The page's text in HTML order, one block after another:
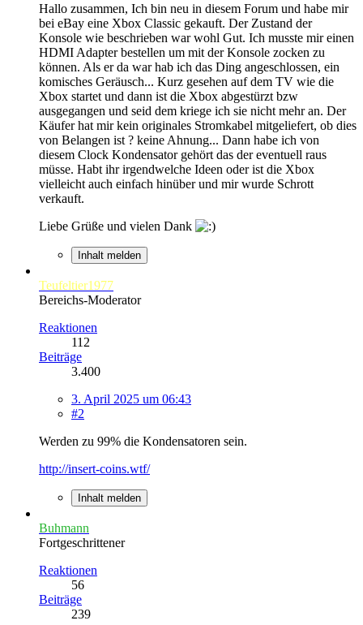
Hallo zusammen, Ich bin neu in diesem Forum und habe mir
bei eBay eine Xbox Classic gekauft. Der Zustand der
Konsole wie beschrieben war wohl Gut. Ich musste mir einen
HDMI Adapter bestellen um mit der Konsole zocken zu
können. Als er da war hab ich das Ding angeschlossen, ein
komisches Geräusch... Kurz gesehen auf dem TV wie die
Xbox startet und dann ist die Xbox abgestürzt bzw
ausgegangen und seid dem kriege ich sie nicht mehr an. Der
Käufer hat mir kein originales Stromkabel mitgeliefert, ob dies
von Belangen ist ? keine Ahnung... Dann habe ich von
diesem Clock Kondensator gehört das der eventuell raus
müsse. Habt ihr irgendwelche Ideen oder ist die Xbox
vielleicht auch einfach hinüber und mir wurde Schrott
verkauft.
Liebe Grüße und vielen Dank
Inhalt melden
Teufeltier1977
Bereichs-Moderator
Reaktionen
112
Beiträge
3.400
3. April 2025 um 06:43
#2
Werden zu 99% die Kondensatoren sein.
http://insert-coins.wtf/
Inhalt melden
Buhmann
Fortgeschrittener
Reaktionen
56
Beiträge
239